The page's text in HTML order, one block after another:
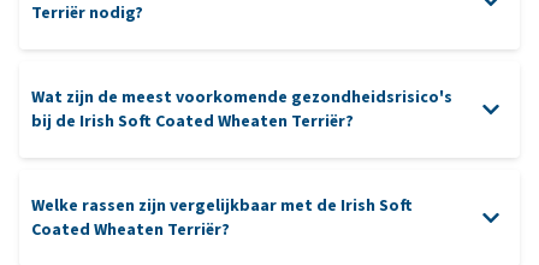
Terriër nodig?
borstelen
oren ogen
Wat zijn de meest voorkomende gezondheidsrisico's
bij de Irish Soft Coated Wheaten Terriër?
progressieve
retina atrofie
Welke rassen zijn vergelijkbaar met de Irish Soft
Coated Wheaten Terriër?